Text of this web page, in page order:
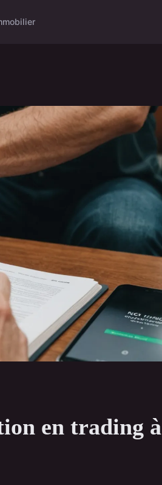
en trading à